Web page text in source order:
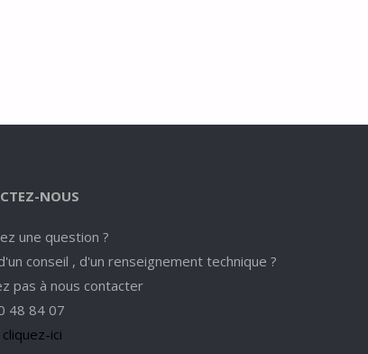
NOUS
une question ?
conseil , d'un renseignement technique ?
pas à nous contacter
48 84 07
cliquez-ici